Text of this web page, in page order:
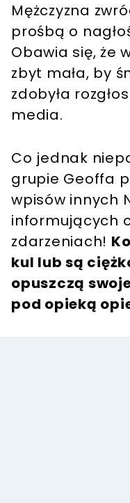
Mężczyzna
prośbą o
Obawia się, że
zbyt mała, by
zdobyła
media.
Co jednak
grupie Geoffa
wpisów innych
informujących
zdarzeniach!
kul lub są
opuszczą
pod opieką